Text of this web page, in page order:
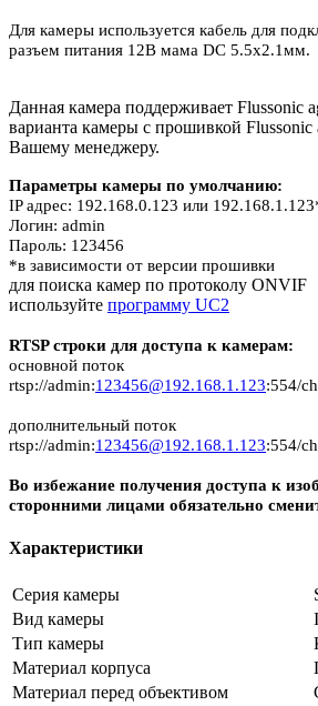
Для камеры используется кабель для
разъем питания 12В мама DC 5.5x2.1мм.
Данная камера поддерживает Flussonic
варианта камеры с прошивкой Flussonic
Вашему менеджеру.
Параметры камеры по умолчанию:
IP адрес: 192.168.0.123 или
Логин: admin
Пароль: 123456
*в зависимости от версии прошивки
для поиска камер по протоколу ONVIF
используйте программу UC2
RTSP строки для доступа к камерам:
основной поток
rtsp://admin:123456@192.168.1.123:554/
дополнительный поток
rtsp://admin:123456@192.168.1.123:554/
Во избежание получения доступа к
сторонними лицами обязательно
Характеристики
Серия камеры
Вид камеры
Тип камеры
Материал корпуса
Материал перед объективом